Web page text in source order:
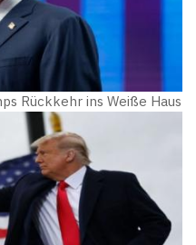
Rückkehr ins Weiße Haus